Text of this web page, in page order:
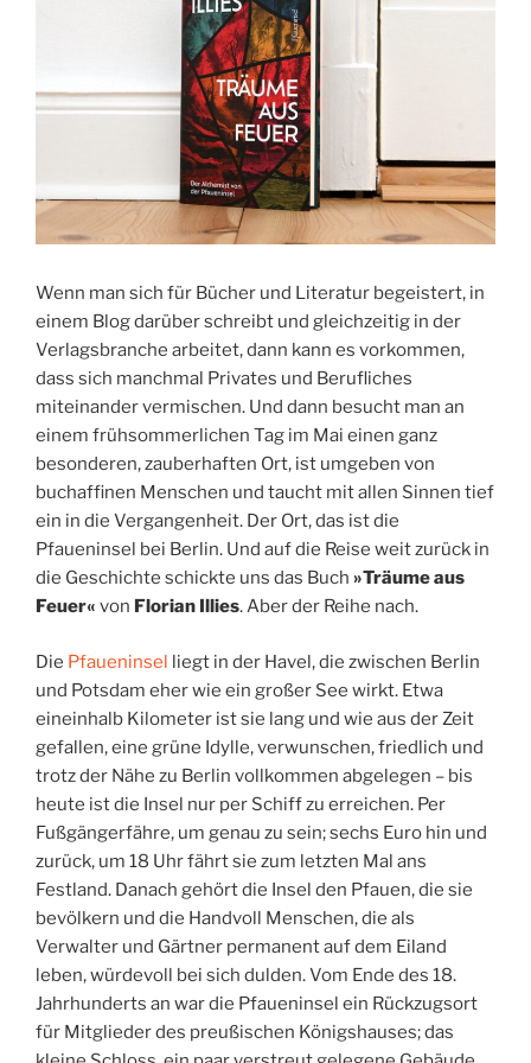
Wenn man sich für Bücher und Literatur begeistert, in
einem Blog darüber schreibt und gleichzeitig in der
Verlagsbranche arbeitet, dann kann es vorkommen,
dass sich manchmal Privates und Berufliches
miteinander vermischen. Und dann besucht man an
einem frühsommerlichen Tag im Mai einen ganz
besonderen, zauberhaften Ort, ist umgeben von
buchaffinen Menschen und taucht mit allen Sinnen tief
ein in die Vergangenheit. Der Ort, das ist die
Pfaueninsel bei Berlin. Und auf die Reise weit zurück in
die Geschichte schickte uns das Buch »Träume aus
Feuer« von Florian Illies. Aber der Reihe nach.
Die Pfaueninsel liegt in der Havel, die zwischen Berlin
und Potsdam eher wie ein großer See wirkt. Etwa
eineinhalb Kilometer ist sie lang und wie aus der Zeit
gefallen, eine grüne Idylle, verwunschen, friedlich und
trotz der Nähe zu Berlin vollkommen abgelegen – bis
heute ist die Insel nur per Schiff zu erreichen. Per
Fußgängerfähre, um genau zu sein; sechs Euro hin und
zurück, um 18 Uhr fährt sie zum letzten Mal ans
Festland. Danach gehört die Insel den Pfauen, die sie
bevölkern und die Handvoll Menschen, die als
Verwalter und Gärtner permanent auf dem Eiland
leben, würdevoll bei sich dulden. Vom Ende des 18.
Jahrhunderts an war die Pfaueninsel ein Rückzugsort
für Mitglieder des preußischen Königshauses; das